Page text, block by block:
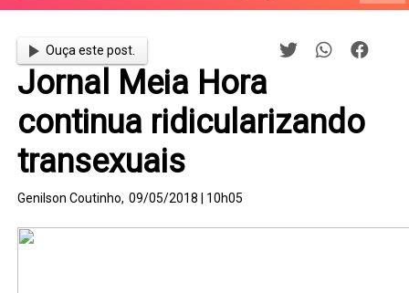
Ouça este post.
Jornal Meia Hora
continua ridicularizando
transexuais
Genilson Coutinho, 09/05/2018 | 10h05